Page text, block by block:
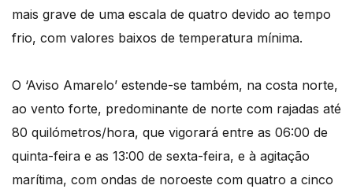
mais grave de uma escala de quatro devido ao tempo
frio, com valores baixos de temperatura mínima.
O ‘Aviso Amarelo’ estende-se também, na costa norte,
ao vento forte, predominante de norte com rajadas até
80 quilómetros/hora, que vigorará entre as 06:00 de
quinta-feira e as 13:00 de sexta-feira, e à agitação
marítima, com ondas de noroeste com quatro a cinco